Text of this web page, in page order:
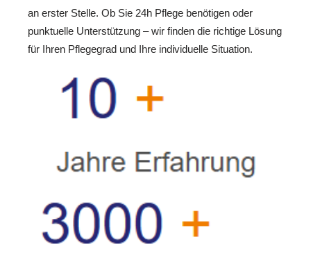
an erster Stelle. Ob Sie 24h Pflege benötigen oder
punktuelle Unterstützung – wir finden die richtige Lösung
für Ihren Pflegegrad und Ihre individuelle Situation.